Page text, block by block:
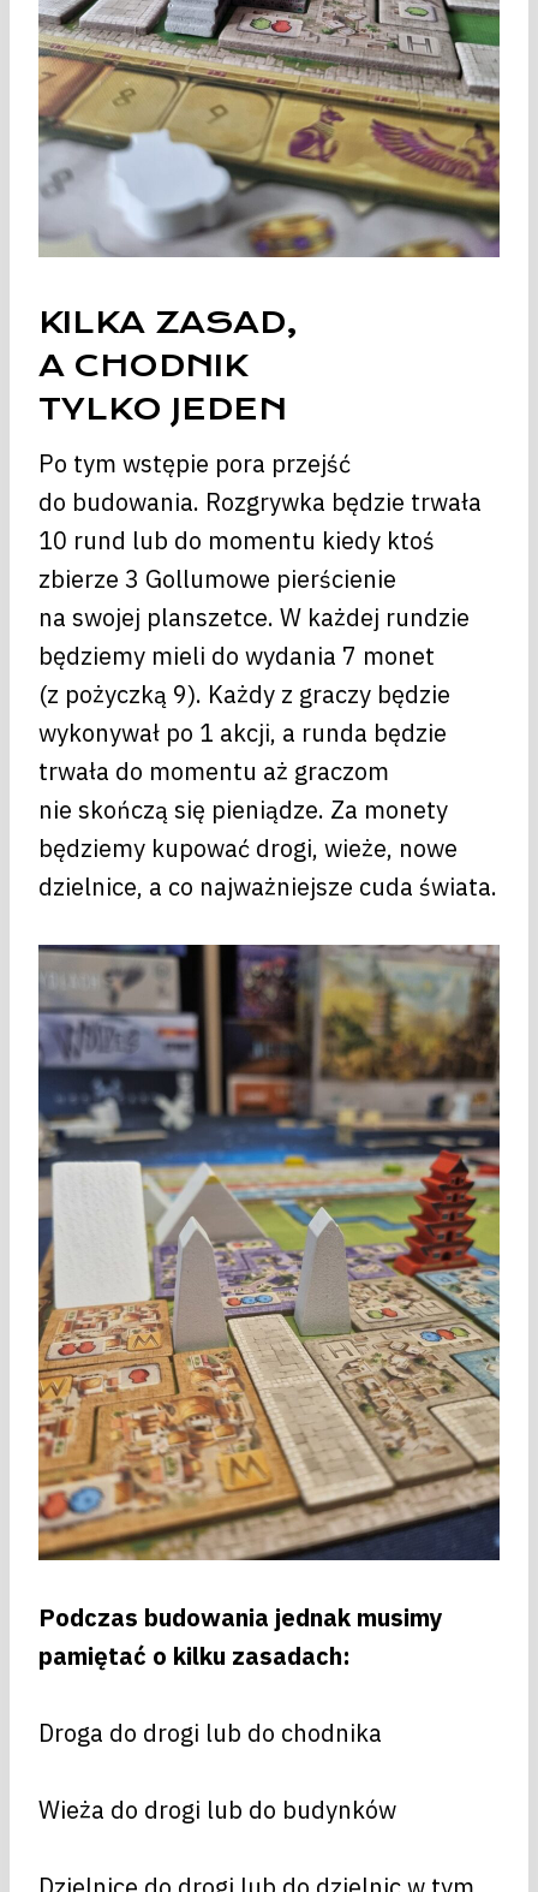
KILKA ZASAD,
A CHODNIK
TYLKO JEDEN
Po tym wstępie pora przejść
do budowania. Rozgrywka będzie trwała
10 rund lub do momentu kiedy ktoś
zbierze 3 Gollumowe pierścienie
na swojej planszetce. W każdej rundzie
będziemy mieli do wydania 7 monet
(z pożyczką 9). Każdy z graczy będzie
wykonywał po 1 akcji, a runda będzie
trwała do momentu aż graczom
nie skończą się pieniądze. Za monety
będziemy kupować drogi, wieże, nowe
dzielnice, a co najważniejsze cuda świata.
Podczas budowania jednak musimy
pamiętać o kilku zasadach:
Droga do drogi lub do chodnika
Wieża do drogi lub do budynków